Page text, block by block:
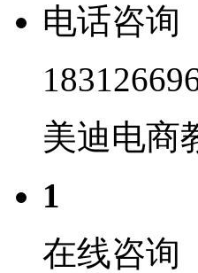
电话咨询
美迪电商
1
在线咨询